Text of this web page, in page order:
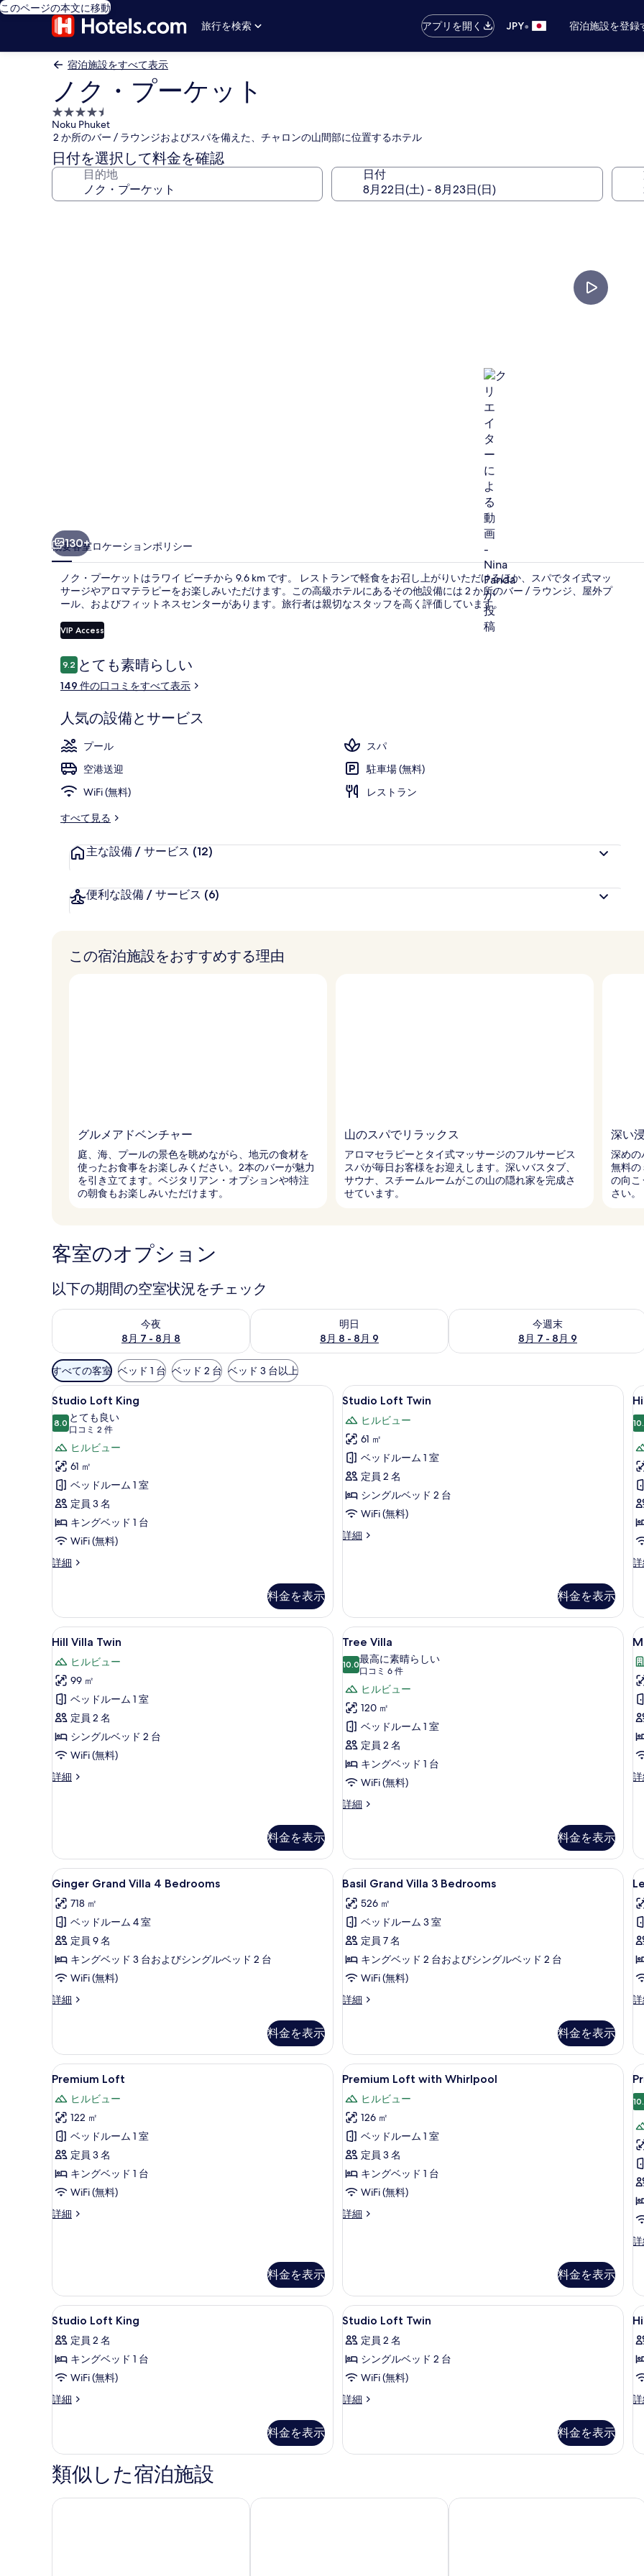
このページの本文に移動
旅行を検索
アプリを開く JPY• 宿泊施設を登録
宿泊施設をすべて表示
ノク・プーケット
4.5
つ
星
宿
泊
Noku Phuket
2 か所のバー / ラウンジおよびスパを備えた、チャロンの山間部に位置するホテル
日付を選択して料金を確認
目的地 日付
ー130+
概要客室ロケーションポリシー
ノク・プーケットはラワイ ビーチから 9.6 km です。 レストランで軽食をお召し上がりいただけるほか、スパでタイ式マッ
サージやアロマテラピーをお楽しみいただけます。この高級ホテルにあるその他設備には 2 か所のバー / ラウンジ、屋外プ
ール、およびフィットネスセンターがあります。旅行者は親切なスタッフを高く評価しています。
VIP Access
口
コ
ミ
9.210段階中9.2
とても素晴らしい
149 件の口コミをすべて表示
人気の設備とサービス
プール
スパ
空港送迎
駐車場 (無料)
WiFi (無料)
レストラン
すべて見る
主な設備 / サービス (12)
便利な設備 / サービス (6)
この宿泊施設をおすすめする理由
グルメアドベンチャー
庭、海、プールの景色を眺めながら、地元の食材を
使ったお食事をお楽しみください。2本のバーが魅力
を引き立てます。ベジタリアン・オプションや特注
の朝食もお楽しみいただけます。
山のスパでリラックス
アロマセラピーとタイ式マッサージのフルサービス
スパが毎日お客様をお迎えします。深いバスタブ、
サウナ、スチームルームがこの山の隠れ家を完成さ
せています。
深い
深めの
無料の
の向こ
さい。
客室のオプション
以下の期間の空室状況をチェック
今夜
8月 7 - 8月 8
今夜 8月 7 - 8月 8 の空室状況をチェック
明日
8月 8 - 8月 9
明日 8月 8 - 8月 9 の空室状況をチェック
今週末
8月 7 - 8月 9
今週末 8月 7 - 8月 9 の空室状況をチェ
利
用
可
能
な
客
室
の
絞
り
込
み
条
件
すべての客室 ベッド 1 台 ベッド 2 台 ベッド 3 台以上
Studio
Loft
King
の
す
べ
て
の
写
真
示
す
る
Studio Loft King | ミニバーのアイテム (無料)、セーフティボックス (室内)、デスク、ノートパソコン用作業
7
Studio Loft King
8.010 点中 8.0
とても良い
口コミ 2 件
(口
コ
ミ
件)
ヒルビュー
61 ㎡
ベッドルーム 1 室
定員 3 名
キングベッド 1 台
WiFi (無料)
詳細
Studio
詳
細
料金を表示
Studio
Loft
Twin
の
す
べ
て
の
写
示
す
る
Studio Loft Twin | ミニバーのアイテ
6
Studio Loft Twin
ヒルビュー
61 ㎡
ベッドルーム 1 室
定員 2 名
シングルベッド 2 台
WiFi (無料)
詳細
Studio
料金を表示
示
詳
細
Hill
Villa
Twin
の
す
べ
て
の
写
示
す
る
Hill Villa Twin | ミニバーのアイテム (無料)、セーフティボックス (室内)、デスク、ノートパソコン用作業スペ
7
Hill Villa Twin
ヒルビュー
99 ㎡
ベッドルーム 1 室
定員 2 名
シングルベッド 2 台
WiFi (無料)
詳細
Hill
料金を表示
Tree
Villa
の
す
べ
て
の
写
真
を
す
る
Tree Villa | ミニバーのアイテム (無料
15
Tree Villa
10.010 点中 10.0
最高に素晴らしい
口コミ 6 件
(口
コ
ミ
件)
ヒルビュー
120 ㎡
ベッドルーム 1 室
定員 2 名
キングベッド 1 台
WiFi (無料)
詳細
Tree
細
料金を表示
3
を
示
詳
細
Ginger
Grand
Villa
4
Bedrooms
の
す
べ
写
真
表
示
す
る
Ginger Grand Villa 4 Bedrooms | ミニバーのアイテム (無料)、セーフティボックス (室内)、デスク、ノート
12
Ginger Grand Villa 4 Bedrooms
718 ㎡
ベッドルーム 4 室
定員 9 名
キングベッド 3 台およびシングルベッド 2 台
WiFi (無料)
詳細
Ginger
Bedrooms
の
詳
料金を表示
Basil
Grand
Villa
3
Bedrooms
の
す
べ
写
真
表
示
す
る
Basil Grand Villa 3 Bedrooms | ミニ
7
Basil Grand Villa 3 Bedrooms
526 ㎡
ベッドルーム 3 室
定員 7 名
キングベッド 2 台およびシングルベッド 2 台
WiFi (無料)
詳細
Basil
Bedrooms
の
詳
料金を表示
4
の
詳
細
Premium
Loft
の
す
べ
て
の
写
真
す
る
Premium Loft | リビング エリア | スマートテレビ、書庫
6
Premium Loft
ヒルビュー
122 ㎡
ベッドルーム 1 室
定員 3 名
キングベッド 1 台
WiFi (無料)
詳細
Premium
料金を表示
Premium
Loft
with
Whirlpool
の
す
べ
て
の
表
示
す
る
Premium Loft with Whirlpool | ミニ
8
Premium Loft with Whirlpool
ヒルビュー
126 ㎡
ベッドルーム 1 室
定員 3 名
キングベッド 1 台
WiFi (無料)
詳細
Premium
細
料金を表示
表
の
詳
細
Studio
Loft
King
の
す
べ
写
真
を
表
ミニバーのアイテム (無料)、セーフティボックス (室内)、デスク、ノートパソコン用作業スペース
8
Studio Loft King
定員 2 名
キングベッド 1 台
WiFi (無料)
詳細
Studio
詳
細
料金を表示
Studio
Loft
Twin
の
す
べ
写
を
ミニバーのアイテム (無料)、セーフ
6
Studio Loft Twin
定員 2 名
シングルベッド 2 台
WiFi (無料)
詳細
Studio
詳
料金を表示
細
類似した宿泊施設
ヴィラ ゾリチュード リゾート＆スパ アビスタ ハイダウェイ プーケット パトン - M ギャラリー
ザ・ネイチャープーケット